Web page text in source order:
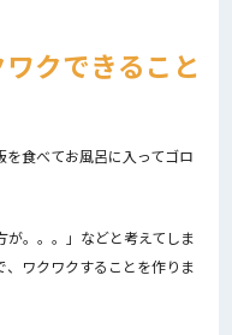
クできること
食べてお風呂に入ってゴロ
が。。。」などと考えてしま
、ワクワクすることを作りま